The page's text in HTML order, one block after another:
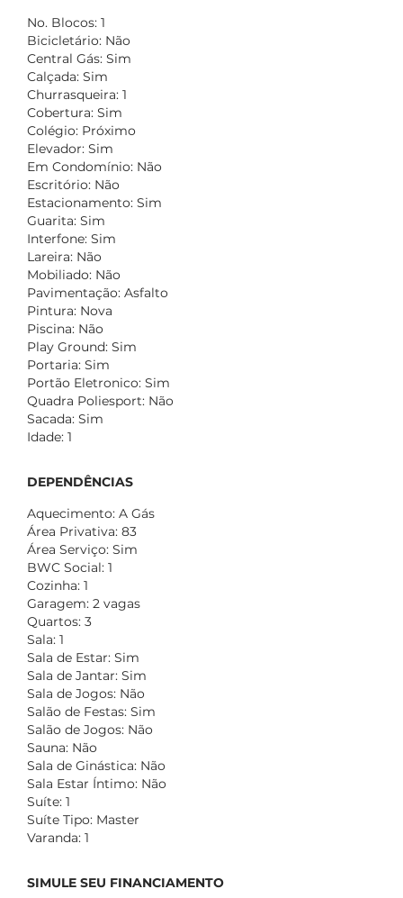
No. Blocos: 1
Bicicletário: Não
Central Gás: Sim
Calçada: Sim
Churrasqueira: 1
Cobertura: Sim
Colégio: Próximo
Elevador: Sim
Em Condomínio: Não
Escritório: Não
Estacionamento: Sim
Guarita: Sim
Interfone: Sim
Lareira: Não
Mobiliado: Não
Pavimentação: Asfalto
Pintura: Nova
Piscina: Não
Play Ground: Sim
Portaria: Sim
Portão Eletronico: Sim
Quadra Poliesport: Não
Sacada: Sim
Idade: 1
DEPENDÊNCIAS
Aquecimento: A Gás
Área Privativa: 83
Área Serviço: Sim
BWC Social: 1
Cozinha: 1
Garagem: 2 vagas
Quartos: 3
Sala: 1
Sala de Estar: Sim
Sala de Jantar: Sim
Sala de Jogos: Não
Salão de Festas: Sim
Salão de Jogos: Não
Sauna: Não
Sala de Ginástica: Não
Sala Estar Íntimo: Não
Suíte: 1
Suíte Tipo: Master
Varanda: 1
SIMULE SEU FINANCIAMENTO